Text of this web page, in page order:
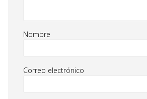
Nombre
Correo electrónico